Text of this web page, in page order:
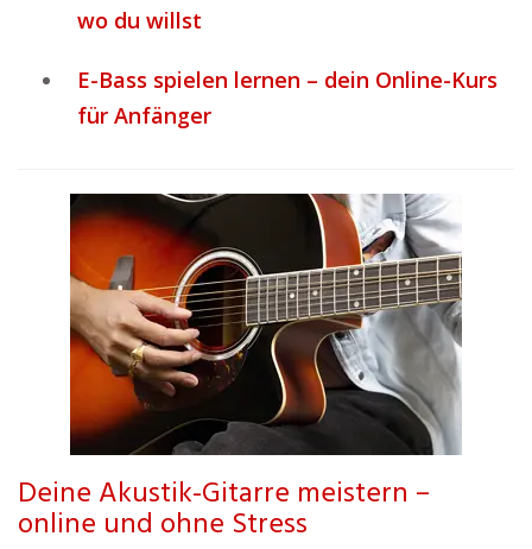
wo du willst
E-Bass spielen lernen – dein Online-Kurs
für Anfänger
Deine Akustik-Gitarre meistern –
online und ohne Stress